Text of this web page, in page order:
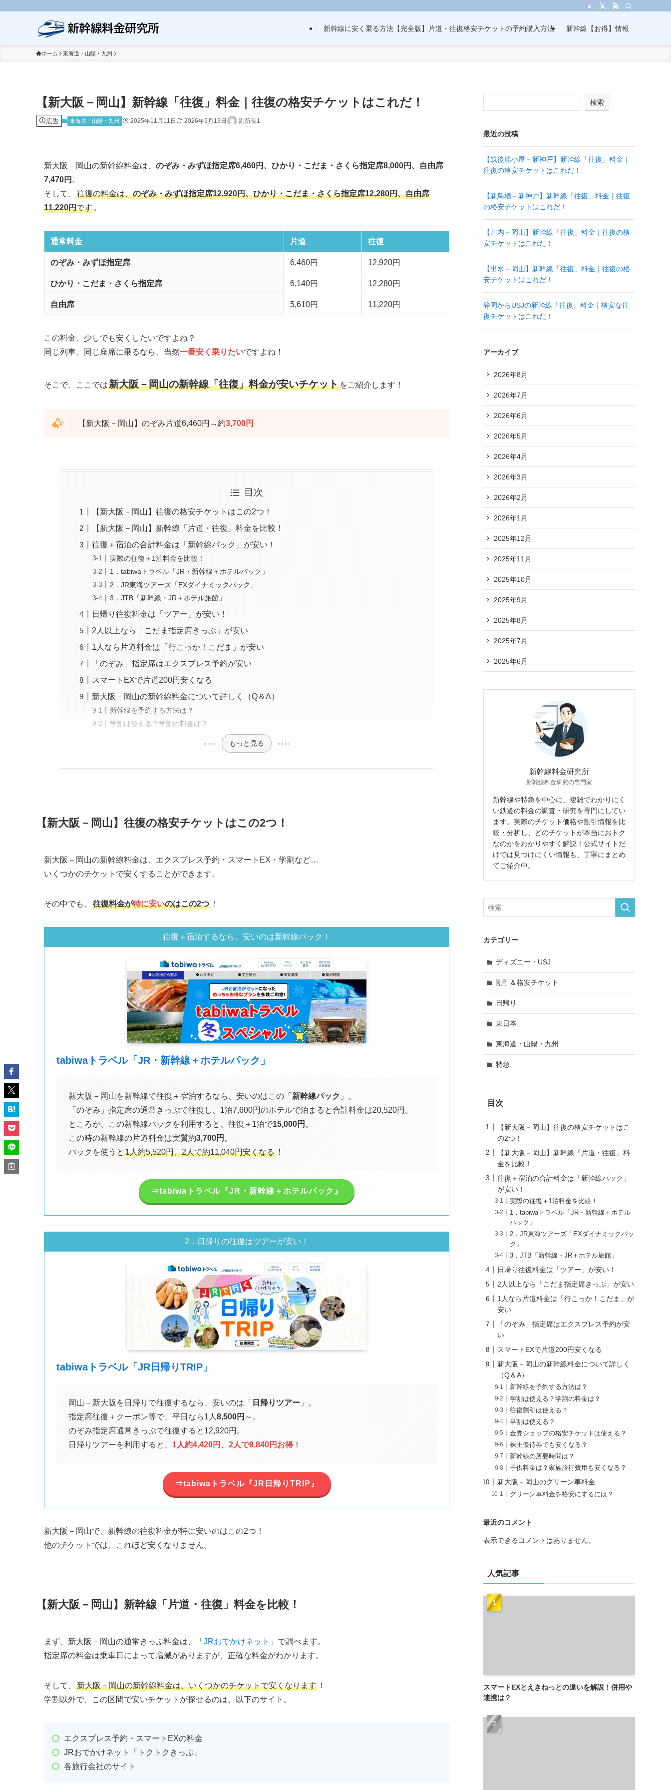
新幹線に安く乗る方法【完全版】片道・往復格安チケットの予約購入方法 新幹線【お得】情報
ホーム 東海道・山陽・九州
【新大阪－岡山】新幹線「往復」料金｜往復の格安チケットはこれだ！
広告 東海道・山陽・九州 2025年11月11日 2026年5月13日 副所長1
新大阪－岡山の新幹線料金は、 のぞみ・みずほ指定席6,460円、ひかり・こだま・さくら指定席8,000円、自由席
7,470円 。
そして、
往復の料金は、のぞみ・みずほ指定席12,920円、ひかり・こだま・さくら指定席12,280円、自由席
11,220円です 。
通常料金 片道 往復
のぞみ・みずほ指定席 6,460円 12,920円
ひかり・こだま・さくら指定席 6,140円 12,280円
自由席 5,610円 11,220円
この料金、少しでも安くしたいですよね？
同じ列車、同じ座席に乗るなら、当然一番安く乗りたいですよね！
そこで、ここでは新大阪－岡山の新幹線「往復」料金が安いチケット をご紹介します！
【新大阪－岡山】のぞみ片道6,460円→約3,700円
目次
【新大阪－岡山】往復の格安チケットはこの2つ！
【新大阪－岡山】新幹線「片道・往復」料金を比較！
往復＋宿泊の合計料金は「新幹線パック」が安い！
実際の往復＋1泊料金を比較！
1．tabiwaトラベル「JR・新幹線＋ホテルパック」
2．JR東海ツアーズ「EXダイナミックパック」
3．JTB「新幹線・JR＋ホテル旅館」
日帰り往復料金は「ツアー」が安い！
2人以上なら「こだま指定席きっぷ」が安い
1人なら片道料金は「行こっか！こだま」が安い
「のぞみ」指定席はエクスプレス予約が安い
スマートEXで片道200円安くなる
新大阪－岡山の新幹線料金について詳しく（Q＆A）
新幹線を予約する方法は？
学割は使える？学割の料金は？
もっと見る
【新大阪－岡山】往復の格安チケットはこの2つ！
新大阪－岡山の新幹線料金は、エクスプレス予約・スマートEX・学割など…
いくつかのチケットで安くすることができます。
その中でも、 往復料金が特に安いのはこの2つ ！
往復＋宿泊するなら、安いのは新幹線パック！
tabiwaトラベル「JR・新幹線＋ホテルパック」
新大阪－岡山を新幹線で往復＋宿泊するなら、安いのはこの「 新幹線パック 」。
「のぞみ」指定席の通常きっぷで往復し、1泊7,600円のホテルで泊まると合計料金は20,520円。
ところが、この新幹線パックを利用すると、往復＋1泊で15,000円 。
この時の新幹線の片道料金は実質約3,700円 。
パックを使うと 1人約5,520円、2人で約11,040円安くなる ！
⇒tabiwaトラベル『JR・新幹線＋ホテルパック』
2．日帰りの往復はツアーが安い！
tabiwaトラベル「JR日帰りTRIP」
岡山－新大阪を日帰りで往復するなら、安いのは「 日帰りツアー 」。
指定席往復＋クーポン等で、平日なら1人8,500円 ～。
のぞみ指定席通常きっぷで往復すると12,920円。
日帰りツアーを利用すると、 1人約4,420円、2人で8,840円お得！
⇒tabiwaトラベル『JR日帰りTRIP』
新大阪－岡山で、新幹線の往復料金が特に安いのはこの2つ！
他のチケットでは、これほど安くなりません。
【新大阪－岡山】新幹線「片道・往復」料金を比較！
まず、新大阪－岡山の通常きっぷ料金は、「 JRおでかけネット 」で調べます。
指定席の料金は乗車日によって増減がありますが、正確な料金がわかります。
そして、 新大阪－岡山の新幹線料金は、いくつかのチケットで安くなります ！
学割以外で、この区間で安いチケットが探せるのは、以下のサイト。
エクスプレス予約・スマートEXの料金
JRおでかけネット「トクトクきっぷ」
各旅行会社のサイト
検索
最近の投稿
【筑後船小屋－新神戸】新幹線「往復」料金｜
往復の格安チケットはこれだ！
【新鳥栖－新神戸】新幹線「往復」料金｜往復
の格安チケットはこれだ！
【川内－岡山】新幹線「往復」料金｜往復の格
安チケットはこれだ！
【出水－岡山】新幹線「往復」料金｜往復の格
安チケットはこれだ！
静岡からUSJの新幹線「往復」料金｜格安な往
復チケットはこれだ！
アーカイブ
2026年8月
2026年7月
2026年6月
2026年5月
2026年4月
2026年3月
2026年2月
2026年1月
2025年12月
2025年11月
2025年10月
2025年9月
2025年8月
2025年7月
2025年6月
新幹線料金研究所
新幹線料金研究の専門家
新幹線や特急を中心に、複雑でわかりにく
い鉄道の料金の調査・研究を専門にしてい
ます。実際のチケット価格や割引情報を比
較・分析し、どのチケットが本当におトク
なのかをわかりやすく解説！公式サイトだ
けでは見つけにくい情報も、丁寧にまとめ
てご紹介中。
カテゴリー
ディズニー・USJ
割引＆格安チケット
日帰り
東日本
東海道・山陽・九州
特急
目次
【新大阪－岡山】往復の格安チケットはこ
の2つ！
【新大阪－岡山】新幹線「片道・往復」料
金を比較！
往復＋宿泊の合計料金は「新幹線パック」
が安い！
実際の往復＋1泊料金を比較！
1．tabiwaトラベル「JR・新幹線＋ホテル
パック」
2．JR東海ツアーズ「EXダイナミックパッ
ク」
3．JTB「新幹線・JR＋ホテル旅館」
日帰り往復料金は「ツアー」が安い！
2人以上なら「こだま指定席きっぷ」が安い
1人なら片道料金は「行こっか！こだま」が
安い
「のぞみ」指定席はエクスプレス予約が安
い
スマートEXで片道200円安くなる
新大阪－岡山の新幹線料金について詳しく
（Q＆A）
新幹線を予約する方法は？
学割は使える？学割の料金は？
往復割引は使える？
早割は使える？
金券ショップの格安チケットは使える？
株主優待券でも安くなる？
新幹線の所要時間は？
子供料金は？家族旅行費用も安くなる？
新大阪－岡山のグリーン車料金
グリーン車料金を格安にするには？
最近のコメント
表示できるコメントはありません。
人気記事
スマートEXとえきねっとの違いを解説！併用や
連携は？